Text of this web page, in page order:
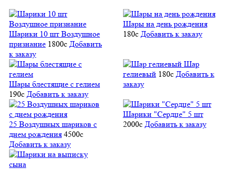
Шарики 10 шт Воздушное
признание 1800c Добавить
к заказу
Шары на день рождения
180c Добавить к заказу
Шары блестящие с гелием
190c Добавить к заказу
Шар
гелиевый 180c Добавить к
заказу
25 Воздушных шариков с
днем рождения 4500c
Добавить к заказу
Шарики "Сердце" 5 шт
2000c Добавить к заказу